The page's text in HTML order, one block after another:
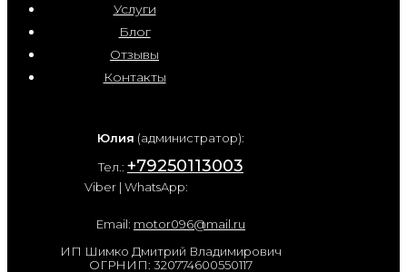
Услуги
Блог
Отзывы
Контакты
Юлия (администратор):
Тел.: +79250113003
Viber | WhatsApp:
Email: motor096@mail.ru
ИП Шимко Дмитрий Владимирович
ОГРНИП: 320774600550117